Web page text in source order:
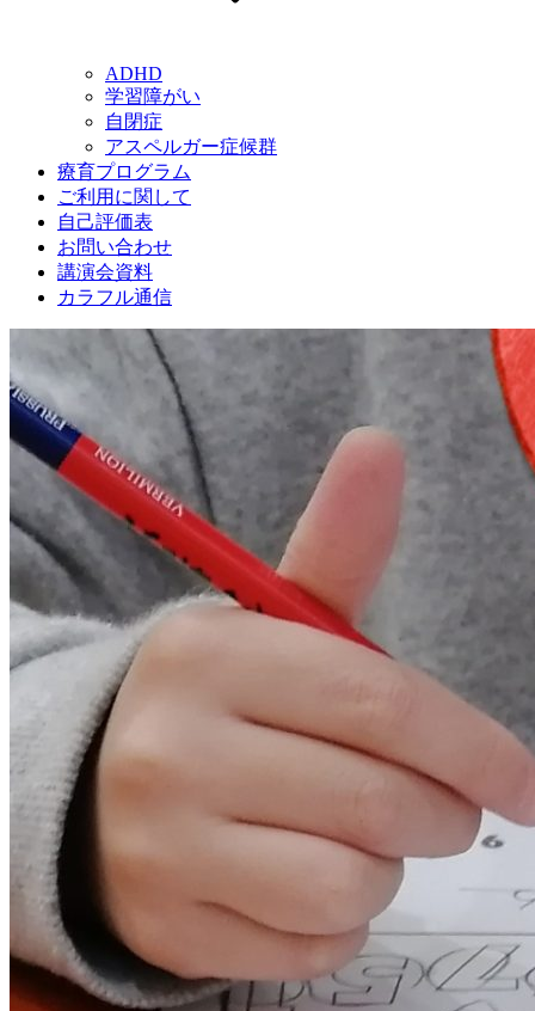
ADHD
学習障がい
自閉症
アスペルガー症候群
療育プログラム
ご利用に関して
自己評価表
お問い合わせ
講演会資料
カラフル通信